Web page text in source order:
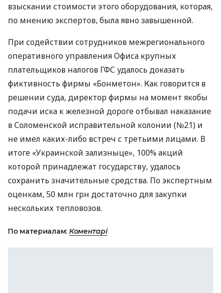
взыскании стоимости этого оборудования, которая,
по мнению экспертов, была явно завышенной.
При содействии сотрудников межрегионального
оперативного управления Офиса крупных
плательщиков налогов ГФС удалось доказать
фиктивность фирмы «Бонметон». Как говорится в
решении суда, директор фирмы на момент якобы
подачи иска к железной дороге отбывал наказание
в Соломенской исправительной колонии (№21) и
не имел каких-либо встреч с третьими лицами. В
итоге «Украинской зализныце», 100% акций
которой принадлежат государству, удалось
сохранить значительные средства. По экспертным
оценкам, 50 млн грн достаточно для закупки
нескольких тепловозов.
По материалам: Коментарі